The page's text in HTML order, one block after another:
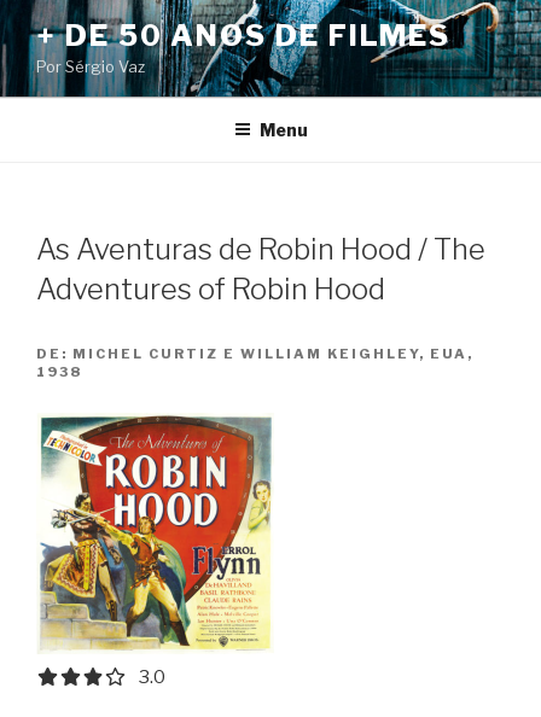
Pular
para
o
conteúdo
+ DE 50 ANOS DE FILMES
Por Sérgio Vaz
Menu
As Aventuras de Robin Hood / The
Adventures of Robin Hood
DE: MICHEL CURTIZ E WILLIAM KEIGHLEY, EUA,
1938
3.0 out of 5.0 stars
3.0